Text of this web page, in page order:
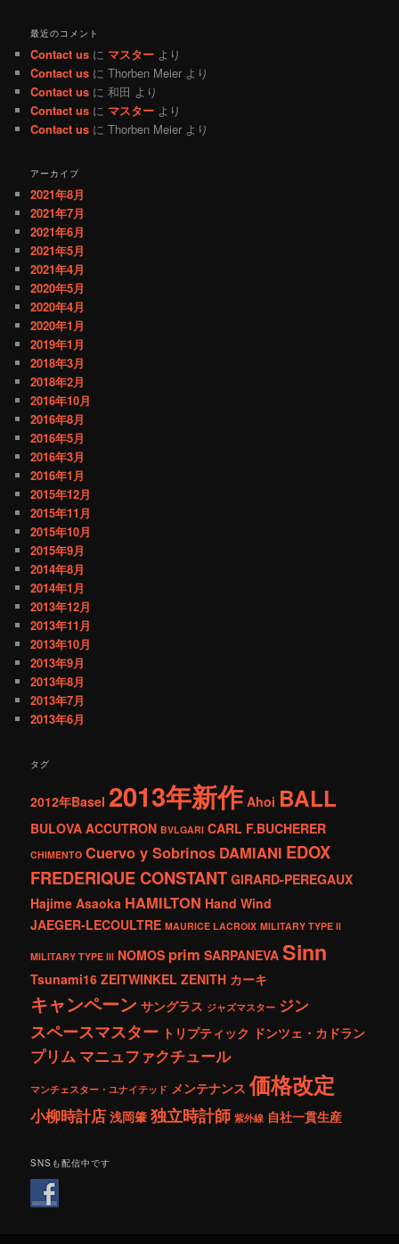
最近のコメント
Contact us に マスター より
Contact us にThorben Meier より
Contact us に和田 より
Contact us に マスター より
Contact us にThorben Meier より
アーカイブ
2021年8月
2021年7月
2021年6月
2021年5月
2021年4月
2020年5月
2020年4月
2020年1月
2019年1月
2018年3月
2018年2月
2016年10月
2016年8月
2016年5月
2016年3月
2016年1月
2015年12月
2015年11月
2015年10月
2015年9月
2014年8月
2014年1月
2013年12月
2013年11月
2013年10月
2013年9月
2013年8月
2013年7月
2013年6月
タグ
2012年Basel 2013年新作 Ahoi BALL
BULOVA ACCUTRON BVLGARI CARL F.BUCHERER
CHIMENTO Cuervo y Sobrinos DAMIANI EDOX
FREDERIQUE CONSTANT GIRARD-PEREGAUX
Hajime Asaoka HAMILTON Hand Wind
JAEGER-LECOULTRE MAURICE LACROIX MILITARY TYPE ll
MILITARY TYPE lll NOMOS prim SARPANEVA Sinn
Tsunami16 ZEITWINKEL ZENITH カーキ
キャンペーン サングラス ジャズマスター ジン
スペースマスター トリプティック ドンツェ・カドラン
プリム マニュファクチュール
マンチェスター・ユナイテッド メンテナンス 価格改定
小柳時計店 浅岡肇 独立時計師 紫外線 自社一貫生産
SNSも配信中です